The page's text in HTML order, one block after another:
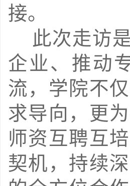
接。
企业、推动
流，学院不
求导向，更
师资互聘互
契机，持续